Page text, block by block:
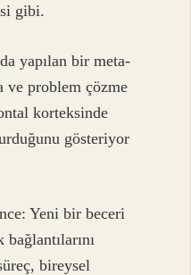
gibi.
yapılan bir meta-
ve problem çözme
korteksinde
gösteriyor
Yeni bir beceri
bireysel